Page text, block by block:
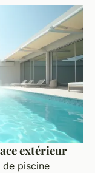
extérieur
de piscine